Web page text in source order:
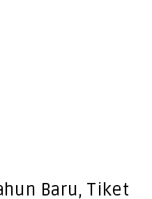
Baru, Tiket